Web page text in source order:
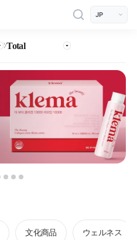
언어 선택
Total
文化商品 ウェルネス